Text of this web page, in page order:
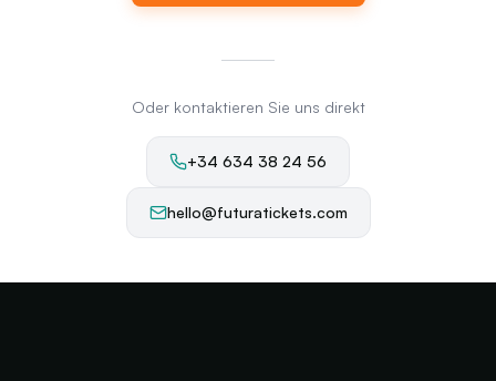
Oder kontaktieren Sie uns direkt
+34 634 38 24 56
hello@futuratickets.com